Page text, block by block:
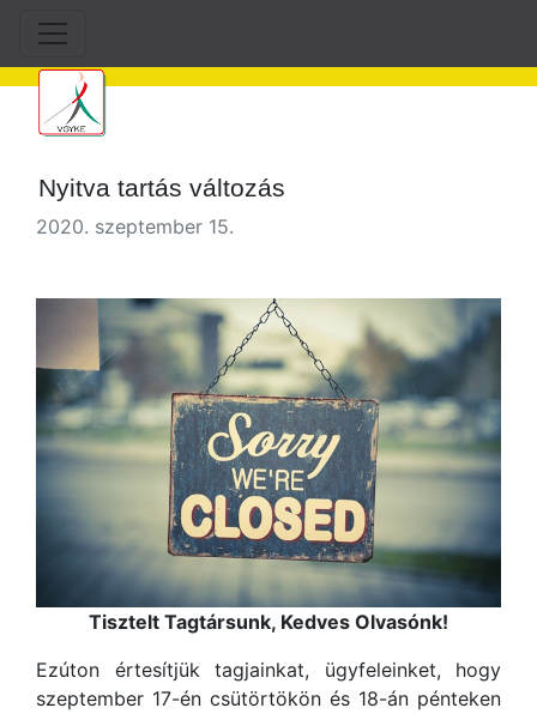
Nyitva tartás változás
2020. szeptember 15.
Tisztelt Tagtársunk, Kedves Olvasónk!
Ezúton értesítjük tagjainkat, ügyfeleinket, hogy
szeptember 17-én csütörtökön és 18-án pénteken